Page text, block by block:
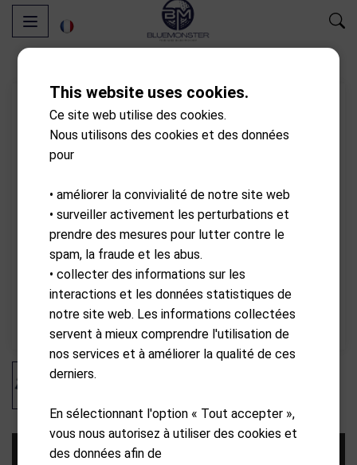
This website uses cookies.
Ce site web utilise des cookies.
Nous utilisons des cookies et des données
pour
• améliorer la convivialité de notre site web
• surveiller activement les perturbations et
prendre des mesures pour lutter contre le
spam, la fraude et les abus.
• collecter des informations sur les
interactions et les données statistiques de
notre site web. Les informations collectées
servent à mieux comprendre l'utilisation de
nos services et à améliorer la qualité de ces
derniers.
En sélectionnant l'option « Tout accepter »,
vous nous autorisez à utiliser des cookies et
des données afin de